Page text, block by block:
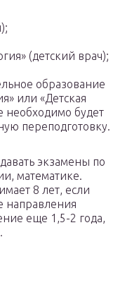
(детский врач);
образование
или «Детская
необходимо будет
переподготовку.
экзамены по
математике.
8 лет, если
направления
еще 1,5-2 года,